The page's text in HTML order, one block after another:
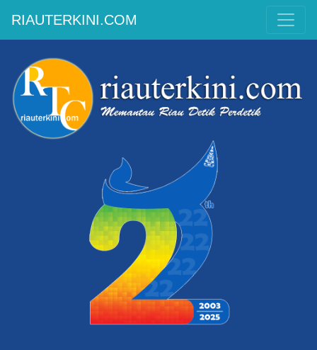
RIAUTERKINI.COM